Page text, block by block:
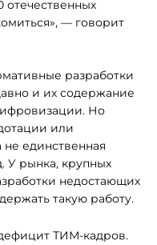
— говорит
разработки
и их содержание
Но
или
единственная
У рынка, крупных
недостающих
такую работу.
ТИМ-кадров.